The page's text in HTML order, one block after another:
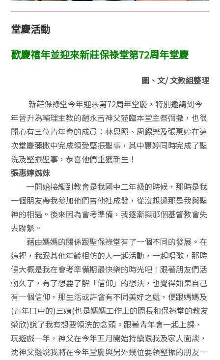
堂慶活動
歡慶禧年並迎來新莊保祿堂第72周年堂慶
圖、文/ 文教組整理
新莊保祿堂今年迎來第72周年堂慶，特別邀請到今
年晉升為輔理主教的趙永吉神父蒞臨本堂主祭彌撒，也很
開心有三位青年會的成員：林恩照、周錫樂及張惠婷在這
次堂慶彌撒中完成領受堅振聖事，其中惠婷同時完成了聖
洗及堅振聖事，恭喜他們重獲新生！
張惠婷姊妹
一開始接觸到教會是我國中二年級的時候，那時是我
一個朋友帶我參加他們吉他社成發，從沒想過那是我與聖
神的相遇。後來因為會考準備，我逐漸與那個基督教會失
去聯繫。
藉由媽媽的關係跟聖保祿堂有了一個不同的發展。在
這裡，我跟其他年齡相仿的人一起活動，一起唱歌，那時
候大概是我在會考準備期最快樂的時光吧！跟著朋友們活
動久了，有了想要了解「信仰」的想法，也覺得如果自己
有一個信仰，那生活或許會有不同美好之處，便跟媽媽及
(青年口中的)三姨(也是媽媽工作上的園長和保祿堂的教友
榮欣)說了我有想要領洗的念頭。跟著青年會一起上課、
玩遊戲一年，神父在今年五月開始持續跟我及家人面談，
沈神父邊說我將在今年堂慶與另外幾位要領堅振的朋友一